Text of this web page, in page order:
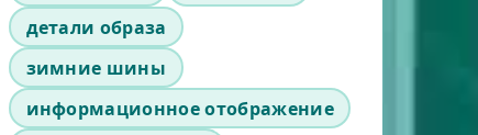
детали образа
зимние шины
информационное отображение